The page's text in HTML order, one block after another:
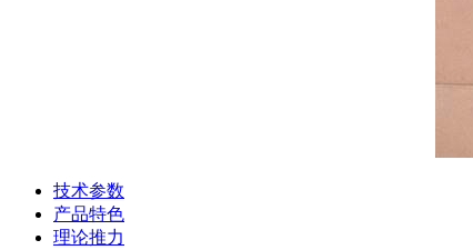
技术参数
产品特色
理论推力